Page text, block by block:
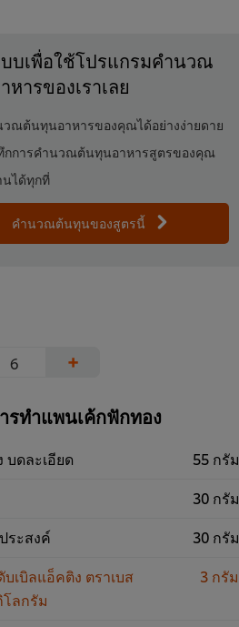
บบเพื่อใช้โปรแกรมคำนวณ
ารของเราเลย
วณต้นทุนอาหารของคุณได้อย่างง่ายดาย
กการคำนวณต้นทุนอาหารสูตรของคุณ
นได้ทุกที่
คำนวณต้นทุนของสูตรนี้
+
ทำแพนเค้กฟักทอง
บดละเอียด
55 กรัม
30 กรัม
ระสงค์
30 กรัม
เบิลแอ็คติง ตราเบส
ลกรัม
3 กรัม